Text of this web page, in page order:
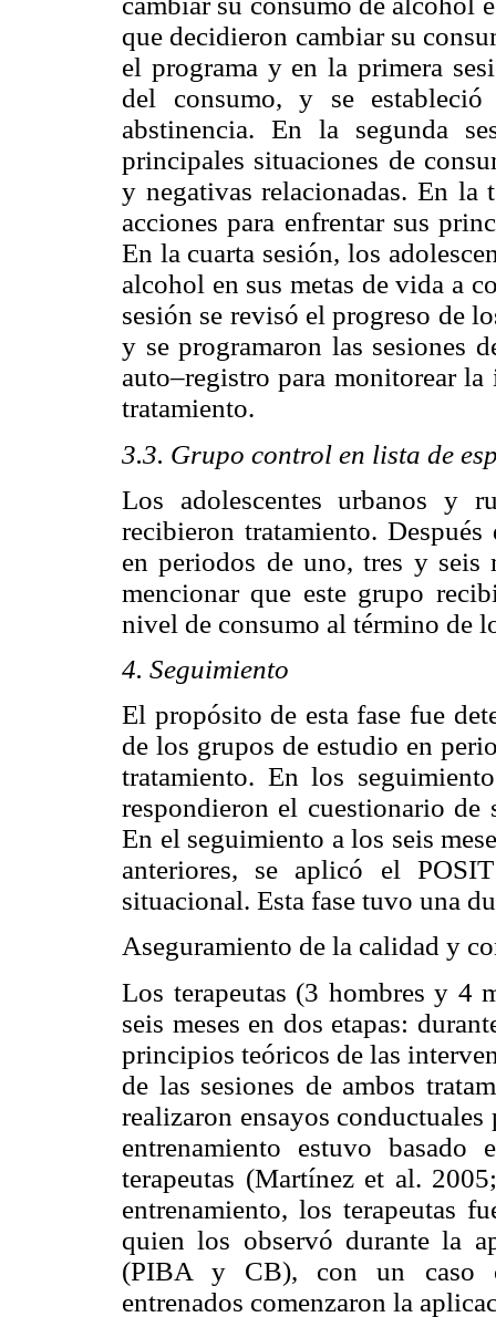
que decidieron cambiar su
el programa y en la primera
del consumo, y se
abstinencia. En la segunda
principales situaciones de
y negativas relacionadas. En la
acciones para enfrentar sus
En la cuarta sesión, los
alcohol en sus metas de vida a
sesión se revisó el progreso de
y se programaron las sesiones
auto–registro para monitorear
tratamiento.
3.3. Grupo control en lista de
Los adolescentes urbanos y
recibieron tratamiento.
en periodos de uno, tres y seis
mencionar que este grupo
nivel de consumo al término de
4. Seguimiento
El propósito de esta fase fue
de los grupos de estudio en
tratamiento. En los
respondieron el cuestionario
En el seguimiento a los seis
anteriores, se aplicó el
situacional. Esta fase tuvo una
Aseguramiento de la calidad y
Los terapeutas (3 hombres y 4
seis meses en dos etapas:
principios teóricos de las
de las sesiones de ambos
realizaron ensayos conductuales
entrenamiento estuvo basado
terapeutas (Martínez et al.
entrenamiento, los terapeutas
quien los observó durante la
(PIBA y CB), con un caso
entrenados comenzaron la